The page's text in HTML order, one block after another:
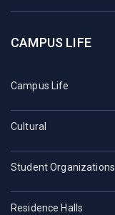
CAMPUS LIFE
Campus Life
Cultural
Student Organizations
Residence Halls